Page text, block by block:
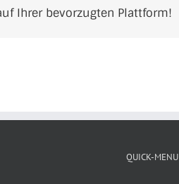
Ihrer bevorzugten Plattform!
QUICK-MENU